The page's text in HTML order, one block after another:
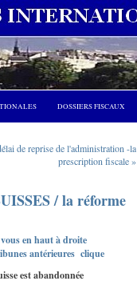
DOSSIERS FISCAUX
de reprise de l'administration -la
prescription fiscale »
/ la réforme
en haut à droite
antérieures clique
est abandonnée